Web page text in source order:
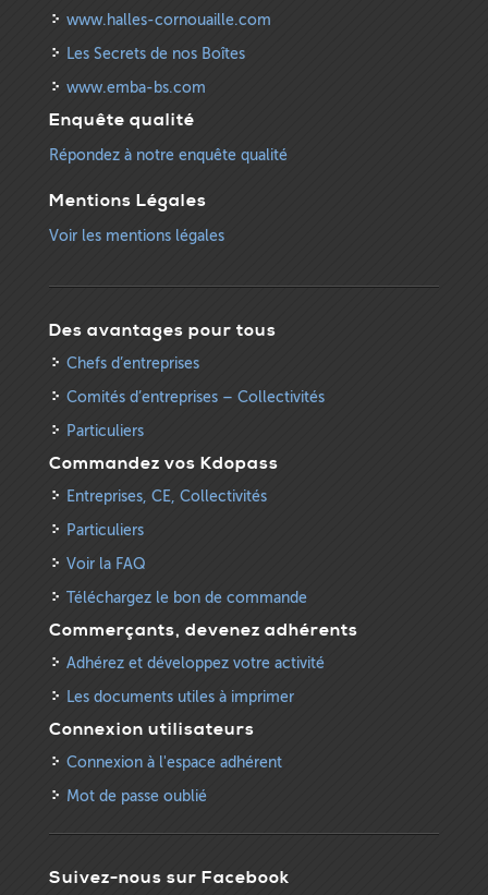
www.halles-cornouaille.com
Les Secrets de nos Boîtes
www.emba-bs.com
Enquête qualité
Répondez à notre enquête qualité
Mentions Légales
Voir les mentions légales
Des avantages pour tous
Chefs d’entreprises
Comités d’entreprises – Collectivités
Particuliers
Commandez vos Kdopass
Entreprises, CE, Collectivités
Particuliers
Voir la FAQ
Téléchargez le bon de commande
Commerçants, devenez adhérents
Adhérez et développez votre activité
Les documents utiles à imprimer
Connexion utilisateurs
Connexion à l'espace adhérent
Mot de passe oublié
Suivez-nous sur Facebook